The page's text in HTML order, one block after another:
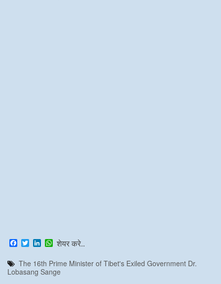
F
a
c
e
b
T
w
t
t
L
n
k
e
W
a
t
s
शेयर करे..
The 16th Prime Minister of Tibet's Exiled Government Dr.
Lobasang Sange